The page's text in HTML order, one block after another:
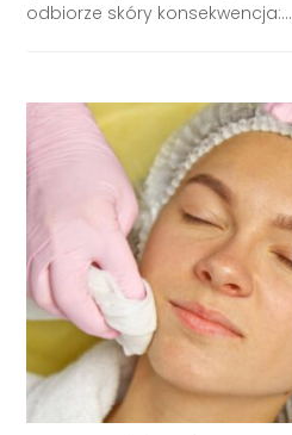
odbiorze skóry konsekwencja:...